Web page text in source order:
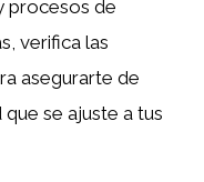
procesos de
verifica las
asegurarte de
se ajuste a tus